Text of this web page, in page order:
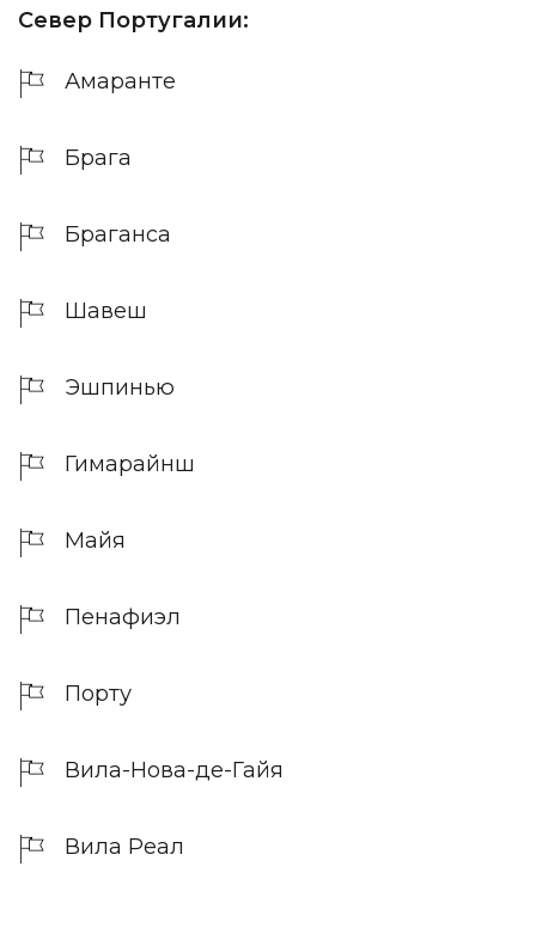
Север Португалии:
Амаранте
Брага
Браганса
Шавеш
Эшпинью
Гимарайнш
Майя
Пенафиэл
Порту
Вила-Нова-де-Гайя
Вила Реал